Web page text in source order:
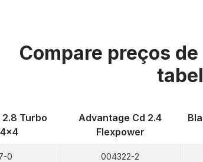
Compare preços
2.8 Turbo
0
Advantage Cd 2.4
Flexpower
004322-2